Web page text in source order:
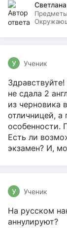
У Ученик
не сдала 2
из черновика
отличницей, а
особенности.
Есть ли
экзамен? И,
У Ученик
На русском
аннулируют?